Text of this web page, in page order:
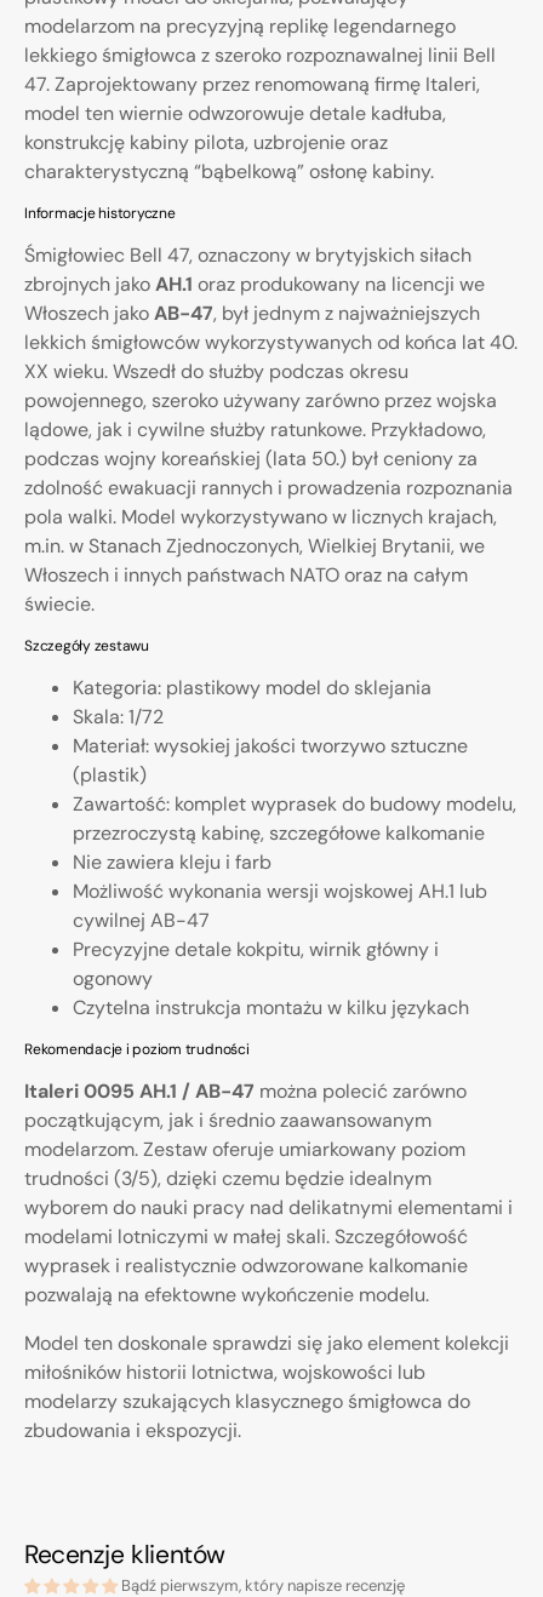
modelarzom na precyzyjną replikę legendarnego
lekkiego śmigłowca z szeroko rozpoznawalnej linii Bell
47. Zaprojektowany przez renomowaną firmę Italeri,
model ten wiernie odwzorowuje detale kadłuba,
konstrukcję kabiny pilota, uzbrojenie oraz
charakterystyczną “bąbelkową” osłonę kabiny.
Informacje historyczne
Śmigłowiec Bell 47, oznaczony w brytyjskich siłach
zbrojnych jakoAH.1 oraz produkowany na licencji we
Włoszech jakoAB-47, był jednym z najważniejszych
lekkich śmigłowców wykorzystywanych od końca lat 40.
XX wieku. Wszedł do służby podczas okresu
powojennego, szeroko używany zarówno przez wojska
lądowe, jak i cywilne służby ratunkowe. Przykładowo,
podczas wojny koreańskiej (lata 50.) był ceniony za
zdolność ewakuacji rannych i prowadzenia rozpoznania
pola walki. Model wykorzystywano w licznych krajach,
m.in. w Stanach Zjednoczonych, Wielkiej Brytanii, we
Włoszech i innych państwach NATO oraz na całym
świecie.
Szczegóły zestawu
Kategoria: plastikowy model do sklejania
Skala: 1/72
Materiał: wysokiej jakości tworzywo sztuczne
(plastik)
Zawartość: komplet wyprasek do budowy modelu,
przezroczystą kabinę, szczegółowe kalkomanie
Nie zawiera kleju i farb
Możliwość wykonania wersji wojskowej AH.1 lub
cywilnej AB-47
Precyzyjne detale kokpitu, wirnik główny i
ogonowy
Czytelna instrukcja montażu w kilku językach
Rekomendacje i poziom trudności
Italeri 0095 AH.1 / AB-47 można polecić zarówno
początkującym, jak i średnio zaawansowanym
modelarzom. Zestaw oferuje umiarkowany poziom
trudności (3/5), dzięki czemu będzie idealnym
wyborem do nauki pracy nad delikatnymi elementami i
modelami lotniczymi w małej skali. Szczegółowość
wyprasek i realistycznie odwzorowane kalkomanie
pozwalają na efektowne wykończenie modelu.
Model ten doskonale sprawdzi się jako element kolekcji
miłośników historii lotnictwa, wojskowości lub
modelarzy szukających klasycznego śmigłowca do
zbudowania i ekspozycji.
Recenzje klientów
Bądź pierwszym, który napisze recenzję